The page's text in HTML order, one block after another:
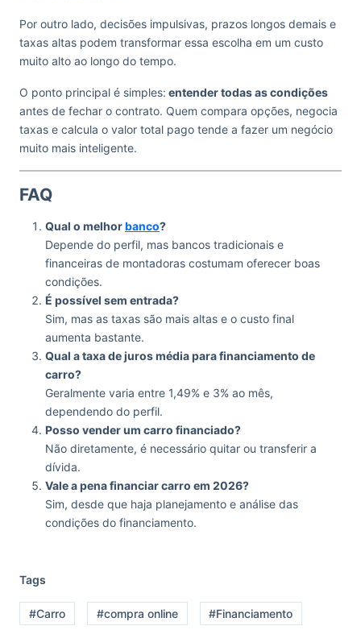
Por outro lado, decisões impulsivas, prazos longos demais e
taxas altas podem transformar essa escolha em um custo
muito alto ao longo do tempo.
O ponto principal é simples: entender todas as condições
antes de fechar o contrato. Quem compara opções, negocia
taxas e calcula o valor total pago tende a fazer um negócio
muito mais inteligente.
FAQ
Qual o melhorbanco?
Depende do perfil, mas bancos tradicionais e
financeiras de montadoras costumam oferecer boas
condições.
É possível sem entrada?
Sim, mas as taxas são mais altas e o custo final
aumenta bastante.
Qual a taxa de juros média para financiamento de
carro?
Geralmente varia entre 1,49% e 3% ao mês,
dependendo do perfil.
Posso vender um carro financiado?
Não diretamente, é necessário quitar ou transferir a
dívida.
Vale a pena financiar carro em 2026?
Sim, desde que haja planejamento e análise das
condições do financiamento.
Tags
#Carro #compra online #Financiamento